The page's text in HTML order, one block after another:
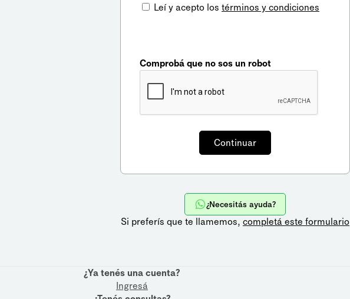
Leí y acepto los términos y condiciones
Comprobá que no sos un robot
¿Necesitás ayuda?
Si preferís que te llamemos, completá este formulario
¿Ya tenés una cuenta?
Ingresá